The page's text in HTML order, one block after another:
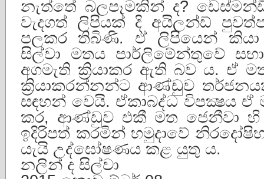
නැත්තේ බලපෑමකින් ද?
වැදගත් ලිපියක් දි අයිලන්ඩ්
පලකර තිබිණි. ඒ ලිපියෙන්
සිල්වා මතය පාර්ලිමේන්තුවේ
අගමැති ක්‍රියාකර ඇති බව ය. ඒ
ක්‍රියාකරන්නන්ට ආණ්ඩුව
සඳහන් වෙයි. ඒකාබද්ධ විපක්‍ෂය ඒ
කර, ආණ්ඩුව එකී මත ජෙනීවා හි දී
ඉදිරිපත් කරමින් හමුදාවේ
යැයි උද්ඝෝෂණය කළ යුතු ය.
නලින් ද සිල්වා